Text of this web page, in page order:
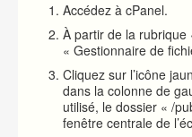
Accédez à cPanel.
À partir de la rubrique
« Gestionnaire de
Cliquez sur l’icône
dans la colonne de
utilisé, le dossier « /
fenêtre centrale de